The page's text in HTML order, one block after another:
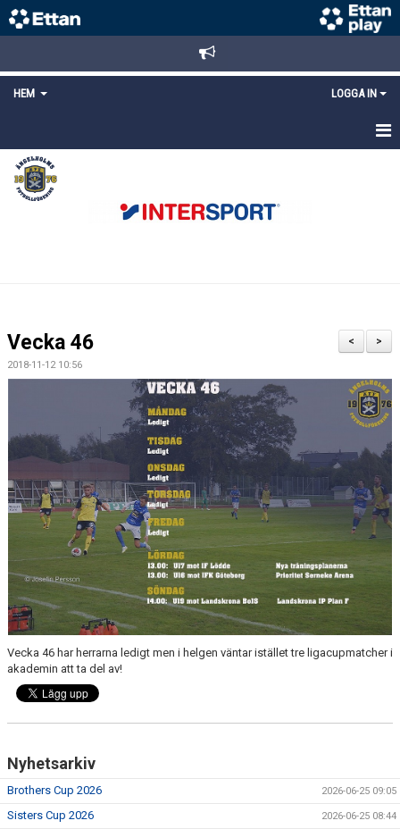
HEM LOGGA IN
STARTSIDA
NYHETER
LÄNKAR
MEDLEMS OCH TRÄNINGSAVGIFTER
>
<
Vecka 46
2018-11-12 10:56
Vecka 46 har herrarna ledigt men i helgen väntar istället tre ligacupmatcher i
akademin att ta del av!
Nyhetsarkiv
Brothers Cup 2026 2026-06-25 09:05
Sisters Cup 2026 2026-06-25 08:44